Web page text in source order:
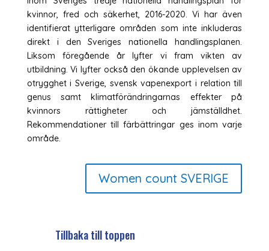
kvinnor, fred och säkerhet, 2016-2020. Vi har även
identifierat ytterligare områden som inte inkluderas
direkt i den Sveriges nationella handlingsplanen.
Liksom föregående år lyfter vi fram vikten av
utbildning. Vi lyfter också den ökande upplevelsen av
otrygghet i Sverige, svensk vapenexport i relation till
genus samt klimatförändringarnas effekter på
kvinnors rättigheter och jämställdhet.
Rekommendationer till färbättringar ges inom varje
område.
Women count SVERIGE
Tillbaka till toppen